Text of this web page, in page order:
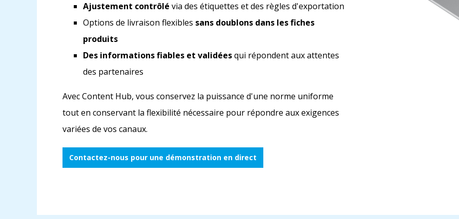
Ajustement contrôlé via des étiquettes et des règles d'exportation
Options de livraison flexibles sans doublons dans les fiches
produits
Des informations fiables et validéesqui répondent aux attentes
des partenaires
Avec Content Hub, vous conservez la puissance d'une norme uniforme
tout en conservant la flexibilité nécessaire pour répondre aux exigences
variées de vos canaux.
Contactez-nous pour une démonstration en direct